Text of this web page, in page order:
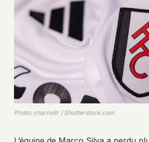
Photo: charnsitr / Shutterstock.com